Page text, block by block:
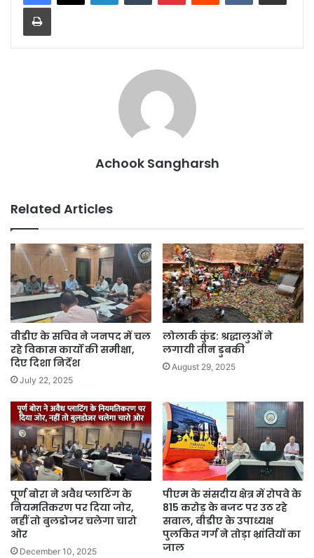
Print
Achook Sangharsh
Related Articles
वीडीए के सचिव ने जनपद में चल
रहे विकास कार्यो की समीक्षा,
दिए दिशा निर्देश
July 22, 2025
लोलार्क कुंड: श्रद्धालुओं ने
लगायी तीन डुबकी
August 29, 2025
पूर्ण बोरा ने अवैध प्लाटिंग के
नियमतिकरण पर दिया जोर,
नहीं तो बुलडोजर चलेगा चारो
ओर
December 10, 2025
पीएम के संसदीय क्षेत्र में रोपवे के
815 करोड़ के बजट पर उठ रहे
सवाल, वीडीए के उपाध्यक्ष
पुलकित गर्ग ने तोड़ा भ्रांतियों का
जाल